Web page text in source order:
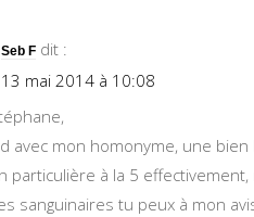
Seb F dit :
13 mai 2014 à 10:08
avec mon homonyme, une
particulière à la 5
sanguinaires tu peux à mon